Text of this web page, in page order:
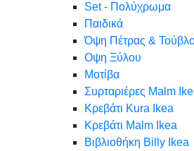
Set - Πολύχρωμα
Παιδικά
Όψη Πέτρας &
Oψη Ξύλου
Μοτίβα
Συρταριέρες Malm
Κρεβάτι Kura Ikea
Κρεβάτι Malm Ikea
Βιβλιοθήκη Billy Ikea